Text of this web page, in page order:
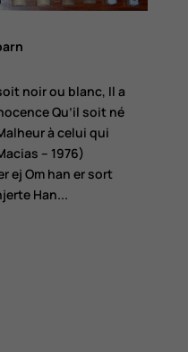
noir ou blanc, Il a
Qu’il soit né
à celui qui
– 1976)
ej Om han er sort
Han...